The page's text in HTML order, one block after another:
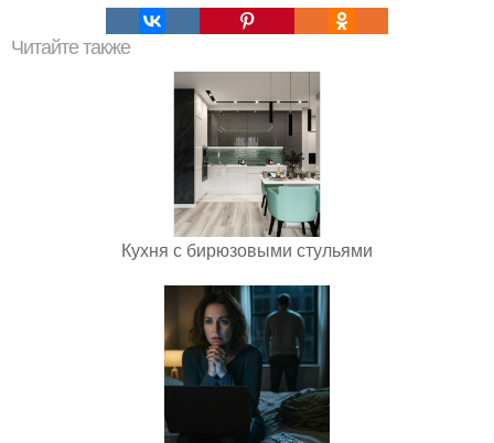
Читайте также
Кухня с бирюзовыми стульями